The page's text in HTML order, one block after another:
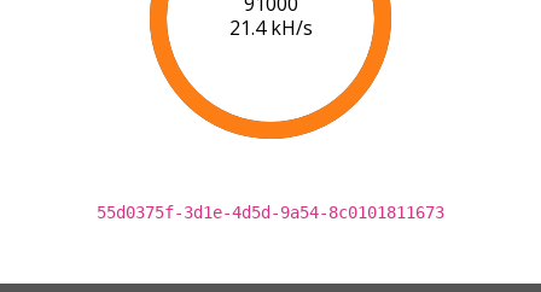
21.4 kH/s
55d0375f-3d1e-4d5d-9a54-8c0101811673